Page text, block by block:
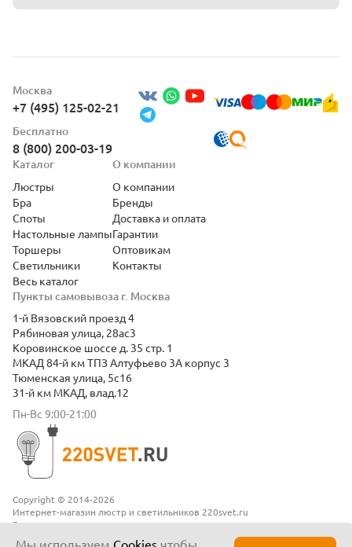
Copyright © 2014-2026
Интернет-магазин люстр и светильников 220svet.ru
Все права защищены
Москва
+7 (495) 125-02-21
Бесплатно
8 (800) 200-03-19
Пункты самовывоза г. Москва
1-й Вязовский проезд 4
Рябиновая улица, 28ас3
Коровинское шоссе д. 35 стр. 1
МКАД 84-й км ТПЗ Алтуфьево 3А корпус 3
Тюменская улица, 5с16
31-й км МКАД, влад.12
Пн-Вс 9:00-21:00
Каталог
Люстры
Бра
Споты
Настольные лампы
Торшеры
Светильники
Весь каталог
О компании
О компании
Бренды
Доставка и оплата
Гарантии
Оптовикам
Контакты
Мы используем Cookies чтобы